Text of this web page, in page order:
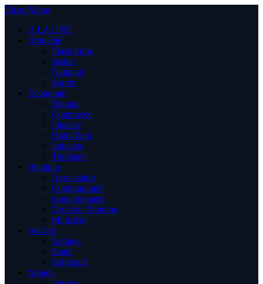
Close Menu
A LA UNE
Actualité
Flash Infos
Justice
National
Sports
Economie
Banque
Commerce
Finance
High-Tech
Industrie
Tourisme
Politique
Association
Communiqué
gouvernement
Droit de l’homme
Ministère
Société
Enfance
Santé
Solidarité
Monde